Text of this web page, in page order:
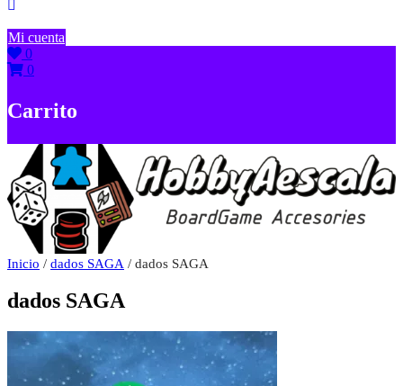
Mi cuenta
0
0
Carrito
Inicio / dados SAGA / dados SAGA
dados SAGA